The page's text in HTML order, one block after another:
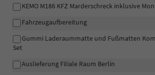
KEMO M186 KFZ Marderschreck inklusive
Fahrzeugaufbereitung
Gummi Laderaummatte und Fußmatten
Set
Auslieferung Filiale Raum Berlin